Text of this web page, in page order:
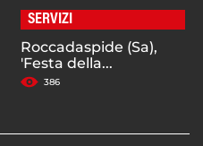
SERVIZI
Roccadaspide (Sa),
'Festa della...
386